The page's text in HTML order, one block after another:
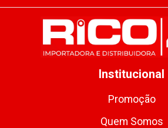
Institucional
Promoção
Quem Somos